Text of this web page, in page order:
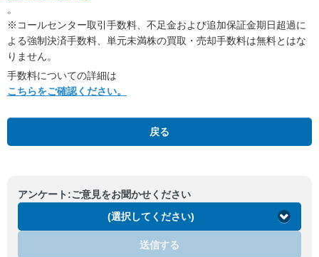
。
※コールセンター取引手数料、不足金および追加保証金期日超過に
よる強制決済手数料、単元未満株の買取・売却手数料は無料とはな
りません。
手数料についての詳細は
こちらをご確認ください。
戻る
アンケート:ご意見をお聞かせください
(選択してください)
送信する